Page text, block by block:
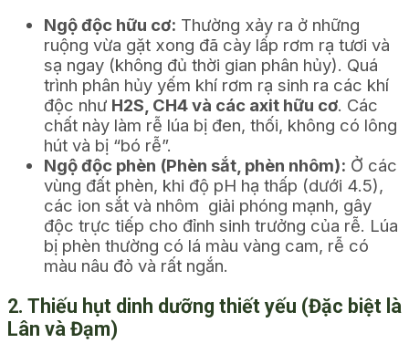
Ngộ độc hữu cơ: Thường xảy ra ở những
ruộng vừa gặt xong đã cày lấp rơm rạ tươi và
sạ ngay (không đủ thời gian phân hủy). Quá
trình phân hủy yếm khí rơm rạ sinh ra các khí
độc như H2S, CH4 và các axit hữu cơ. Các
chất này làm rễ lúa bị đen, thối, không có lông
hút và bị “bó rễ”.
Ngộ độc phèn (Phèn sắt, phèn nhôm): Ở các
vùng đất phèn, khi độ pH hạ thấp (dưới 4.5),
các ion sắt và nhôm giải phóng mạnh, gây
độc trực tiếp cho đỉnh sinh trưởng của rễ. Lúa
bị phèn thường có lá màu vàng cam, rễ có
màu nâu đỏ và rất ngắn.
2. Thiếu hụt dinh dưỡng thiết yếu (Đặc biệt là
Lân và Đạm)